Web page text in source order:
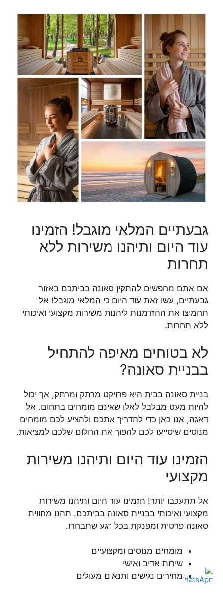
גבעתיים המלאי מוגבל! הזמינו
עוד היום ותיהנו משירות ללא
תחרות
אם אתם מחפשים להתקין סאונה בביתכם באזור
גבעתיים, עשו זאת עוד היום כי המלאי מוגבל! אל
תחמיצו את ההזדמנות ליהנות משירות מקצועי ואיכותי
ללא תחרות.
לא בטוחים מאיפה להתחיל
בבניית סאונה?
בניית סאונה בבית היא פרויקט מרתק ומרתק, אך יכול
להיות מעט מבלבל לאלו שאינם מומחים בתחום. אל
דאגה, אנו כאן כדי להדריך אתכם ולהציע לכם מומחים
מנוסים שיסייעו לכם להפוך את החלום שלכם למציאות.
הזמינו עוד היום ותיהנו משירות
מקצועי
אל תתעכבו יותר! הזמינו עוד היום ותיהנו משירות
מקצועי ואיכותי בבניית סאונה בביתכם. תהנו מחווית
סאונה פרטית ומפנקת בכל רגע שתבחרו.
מומחים מנוסים ומקצועיים
שירות אדיב ואישי
מחירים נגישים ותנאים מעולים